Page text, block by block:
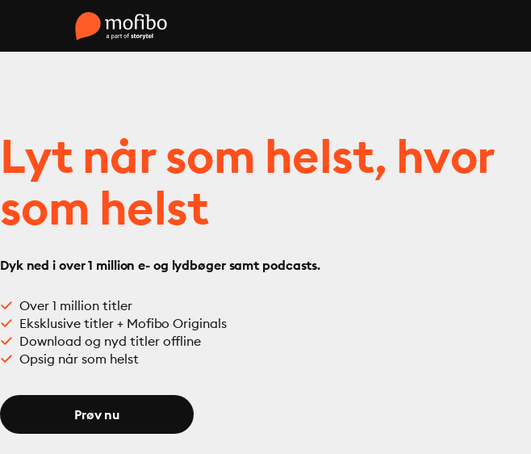
Lyt når som helst, hvor
som helst
Dyk ned i over 1 million e- og lydbøger samt podcasts.
Over 1 million titler
Eksklusive titler + Mofibo Originals
Download og nyd titler offline
Opsig når som helst
Prøv nu